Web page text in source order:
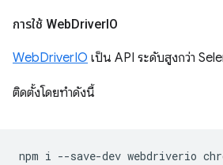
การใช้ WebDriverIO
WebDriverIO เป็น API ระดับสูงกว่า
ติดตั้งโดยทำดังนี้
npm i --save-dev webdriverio